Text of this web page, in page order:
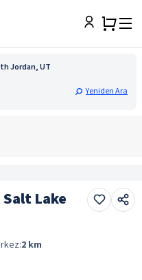
Jordan, UT
Yeniden Ara
Lake
2 km